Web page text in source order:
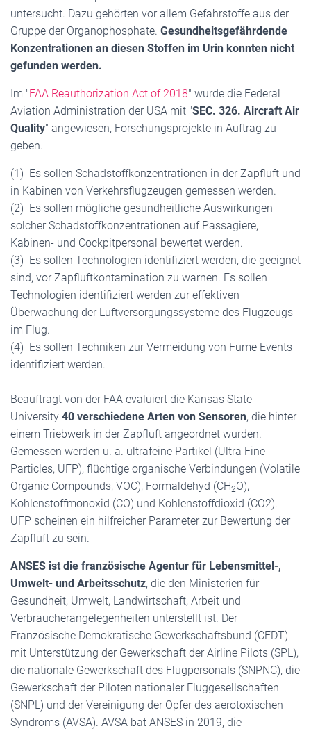
untersucht. Dazu gehörten vor allem Gefahrstoffe aus der
Gruppe der Organophosphate. Gesundheitsgefährdende
Konzentrationen an diesen Stoffen im Urin konnten nicht
gefunden werden.
Im "FAA Reauthorization Act of 2018" wurde die Federal
Aviation Administration der USA mit "SEC. 326. Aircraft Air
Quality" angewiesen, Forschungsprojekte in Auftrag zu
geben.
(1) Es sollen Schadstoffkonzentrationen in der Zapfluft und
in Kabinen von Verkehrs­flugzeugen gemessen werden.
(2) Es sollen mögliche gesundheitliche Auswirkungen
solcher Schadstoffkonzentrationen auf Passagiere,
Kabinen- und Cockpitpersonal bewertet werden.
(3) Es sollen Technologien identifiziert werden, die geeignet
sind, vor Zapfluftkontamination zu warnen. Es sollen
Technologien identifiziert werden zur effektiven
Überwachung der Luftversorgungssysteme des Flugzeugs
im Flug.
(4) Es sollen Techniken zur Vermeidung von Fume Events
identifiziert werden.
Beauftragt von der FAA evaluiert die Kansas State
University 40 verschiedene Arten von Sensoren, die hinter
einem Triebwerk in der Zapfluft angeordnet wurden.
Gemessen werden u. a. ultrafeine Partikel (Ultra Fine
Particles, UFP), flüchtige organische Verbindungen (Volatile
Organic Compounds, VOC), Formaldehyd (CH2O),
Kohlenstoffmonoxid (CO) und Kohlenstoffdioxid (CO2).
UFP scheinen ein hilfreicher Parameter zur Bewertung der
Zapfluft zu sein.
ANSES ist die französische Agentur für Lebensmittel-,
Umwelt- und Arbeitsschutz, die den Ministerien für
Gesundheit, Umwelt, Landwirtschaft, Arbeit und
Verbraucher­angelegenheiten unterstellt ist. Der
Französische Demokratische Gewerkschaftsbund (CFDT)
mit Unterstützung der Gewerkschaft der Airline Pilots (SPL),
die nationale Gewerkschaft des Flugpersonals (SNPNC), die
Gewerkschaft der Piloten nationaler Fluggesellschaften
(SNPL) und der Vereinigung der Opfer des aerotoxischen
Syndroms (AVSA). AVSA bat ANSES in 2019, die